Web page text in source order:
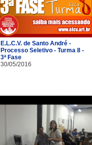
E.L.C.V. de Santo André -
Processo Seletivo - Turma 8 -
3ª Fase
30/05/2016